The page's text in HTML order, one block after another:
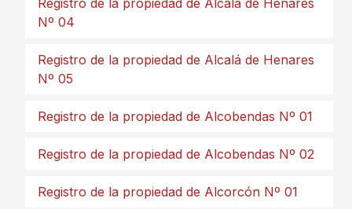
Registro de la propiedad de Alcalá de Henares
Nº 04
Registro de la propiedad de Alcalá de Henares
Nº 05
Registro de la propiedad de Alcobendas Nº 01
Registro de la propiedad de Alcobendas Nº 02
Registro de la propiedad de Alcorcón Nº 01